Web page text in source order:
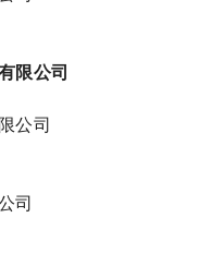
限公司
公司
司